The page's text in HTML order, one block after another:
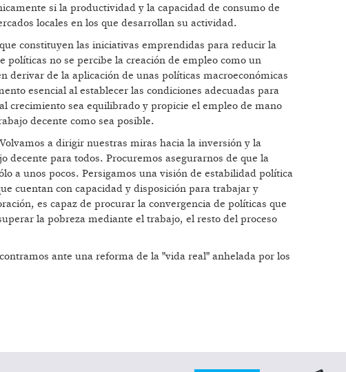
si la productividad y la capacidad de consumo de
locales en los que desarrollan su actividad.
constituyen las iniciativas emprendidas para reducir la
no se percibe la creación de empleo como un
derivar de la aplicación de unas políticas macroeconómicas
esencial al establecer las condiciones adecuadas para
crecimiento sea equilibrado y propicie el empleo de mano
decente como sea posible.
a dirigir nuestras miras hacia la inversión y la
para todos. Procuremos asegurarnos de que la
a unos pocos. Persigamos una visión de estabilidad política
cuentan con capacidad y disposición para trabajar y
es capaz de procurar la convergencia de políticas que
la pobreza mediante el trabajo, el resto del proceso
ante una reforma de la "vida real" anhelada por los